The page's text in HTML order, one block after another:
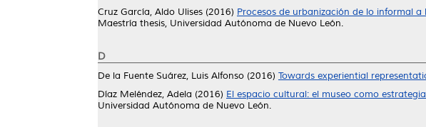
Cruz García, Aldo Ulises (2016) Procesos de urbanización de lo informal
Maestría thesis, Universidad Autónoma de Nuevo León.
D
De la Fuente Suárez, Luis Alfonso (2016) Towards experiential
Díaz Meléndez, Adela (2016) El espacio cultural: el museo como
Universidad Autónoma de Nuevo León.